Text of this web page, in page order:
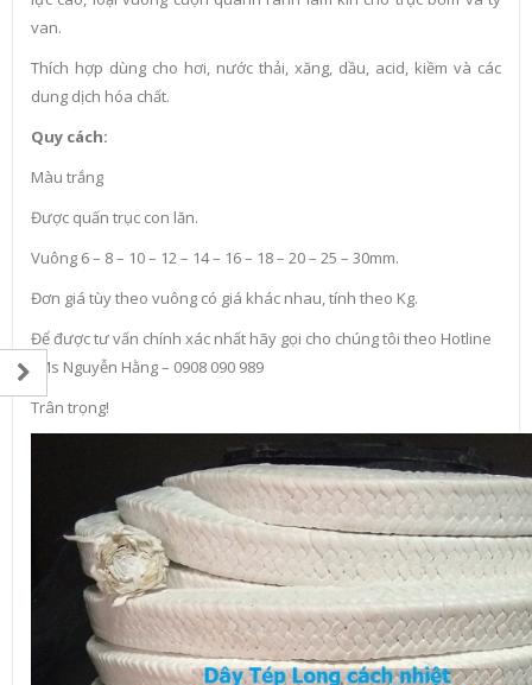
van.
Thích hợp dùng cho hơi, nước thải, xăng, dầu, acid, kiềm và các
dung dịch hóa chất.
Quy cách:
Màu trắng
Được quấn trục con lăn.
Vuông 6 – 8 – 10 – 12 – 14 – 16 – 18 – 20 – 25 – 30mm.
Đơn giá tùy theo vuông có giá khác nhau, tính theo Kg.
Để được tư vấn chính xác nhất hãy gọi cho chúng tôi theo Hotline
: Ms Nguyễn Hằng – 0908 090 989
Trân trọng!